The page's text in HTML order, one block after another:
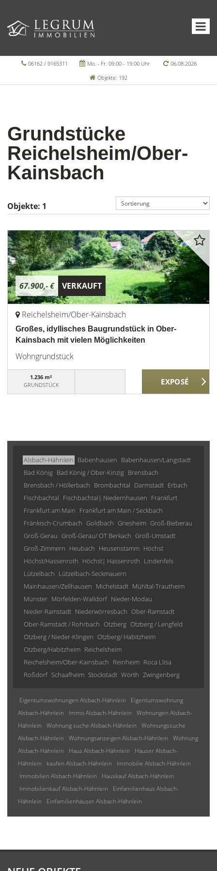
06162 / 9165311 Mo. - Fr. 09.00 - 19.00 Uhr
06.08.2026
Objekte: 192
Grundstücke
Reichelsheim/Ober-
Kainsbach
Objekte: 1
67.900,- € VERKAUFT
Reichelsheim/Ober-Kainsbach
Großes, idyllisches Baugrundstück in Ober-
Kainsbach mit vielen Möglichkeiten
Wohngrundstück
1.236 m²
GRUNDSTÜCK
Alsbach-Hähnlein Babenhausen Babenhausen/Langstadt
Bad König Bad König / Ober-Kinzig Brensbach
Brensbach / Höllerbach Brombachtal Darmstadt Erbach
Fischbachtal Fischbachtal| Niedernhausen Frankfurt
Frankfurt am Main Frankfurt am Main / Seckbach
Fränkisch-Crumbach Goldbach Griesheim Groß-Bieberau
Groß-Gerau Groß-Gerau/ OT Berkach Groß-Umstadt
Groß-Zimmern Heubach Heusenstamm Höchst
Höchst/Hassenroth Höchst| Hassenroth Lindenfels
Lützelbach Lützelbach-Seckmauern
Mainhausen/Zellhausen Michelstadt Mühltal-Trautheim
Münster Mörfelden-Walldorf Nieder-Modau
Nieder-Ramstadt Niederwörresbach Ober-Ramstadt
Ober-Ramstadt / Rohrbach Otzberg Otzberg / Lengfeld
Otzberg / Nieder-Klingen Otzberg/ Habitzheim
Otzberg/Habitzheim Reichelsheim
Reichelsheim/Ober-Kainsbach Reinheim Roca Llisa
Roßdorf Schaafheim Stockstadt Wörth Zwingenberg
Eigentumswohnungen Alsbach-Hähnlein
Eigentumswohnung
Alsbach-Hähnlein
Immo Alsbach-Hähnlein
Wohnungen Alsbach-
Hähnlein
Wohnung suche Alsbach-Hähnlein
Wohnungssuche
Alsbach-Hähnlein
Wohnungsanzeigen Alsbach-Hähnlein
Wohnung
Alsbach-Hähnlein
Haus Alsbach-Hähnlein
Häuser Alsbach-
Hähnlein
kaufen Alsbach-Hähnlein
Immobilie Alsbach-Hähnlein
Immobilien Alsbach-Hähnlein
Hauskauf Alsbach-Hähnlein
Immobilienkauf Alsbach-Hähnlein
Einfamilienhaus Alsbach-
Hähnlein
Einfamilienhäuser Alsbach-Hähnlein